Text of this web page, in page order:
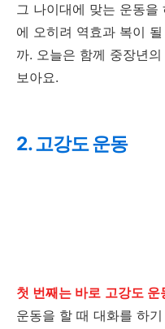
그 나이대에 맞는 운동을
에 오히려 역효과 복이
까. 오늘은 함께 중장년
보아요.
2. 고강도 운동
첫 번째는 바로 고강도 운
운동을 할 때 대화를 하